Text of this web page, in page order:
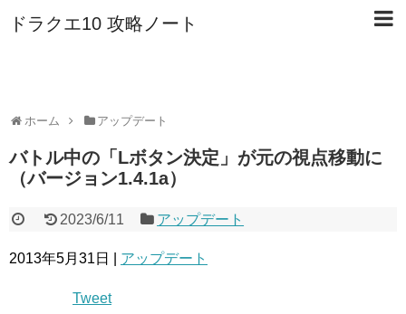
ドラクエ10 攻略ノート
ホーム アップデート
バトル中の「Lボタン決定」が元の視点移動に
（バージョン1.4.1a）
2023/6/11 アップデート
2013年5月31日 | アップデート
Tweet